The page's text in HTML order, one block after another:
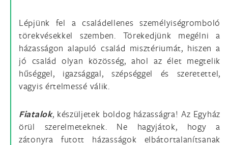
Lépjünk fel a családellenes személyiségromboló
törekvésekkel szemben. Törekedjünk megélni a
házasságon alapuló család misztériumát, hiszen a
jó család olyan közösség, ahol az élet megtelik
hűséggel, igazsággal, szépséggel és szeretettel,
vagyis értelmessé válik.
Fiatalok, készüljetek boldog házasságra! Az Egyház
örül szerelmeteknek. Ne hagyjátok, hogy a
zátonyra futott házasságok elbátortalanítsanak